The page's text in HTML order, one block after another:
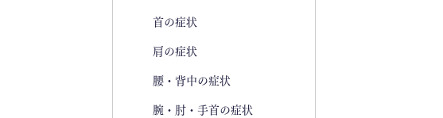
首の症状
肩の症状
腰・背中の症状
腕・肘・手首の症状